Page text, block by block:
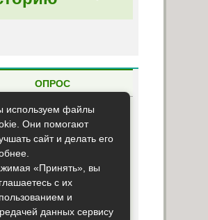
ОПРОС
ли вы народную
медицину?
Использую
Нет, не использую
используем файлы
Они помогают
сайт и делать его
«Принять», вы
с их
и
данных сервису